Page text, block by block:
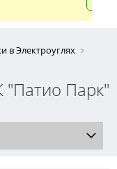
в Электроуглях
"Патио Парк"